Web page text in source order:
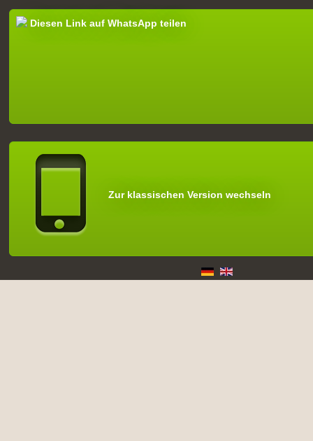
Diesen Link auf WhatsApp teilen
Zur klassischen Version wechseln